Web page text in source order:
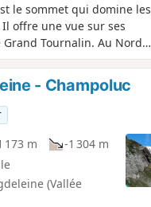
le sommet qui domine les
offre une vue sur ses
Tournalin. Au Nord
Plus de 4000 suisses dont
et le Cervin. Au Sud,
qui attirera votre
- Champoluc
173 m
-1 304 m
(Vallée